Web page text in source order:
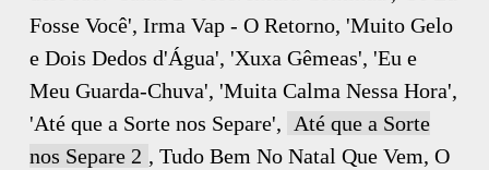
Fosse Você', Irma Vap - O Retorno, 'Muito Gelo
e Dois Dedos d'Água', 'Xuxa Gêmeas', 'Eu e
Meu Guarda-Chuva', 'Muita Calma Nessa Hora',
'Até que a Sorte nos Separe',
Até que a Sorte
nos Separe 2 , Tudo Bem No Natal Que Vem, O